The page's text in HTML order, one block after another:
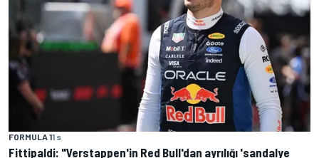
FORMULA 11 s
Fittipaldi: "Verstappen'in Red Bull'dan ayrılığı 'sandalye